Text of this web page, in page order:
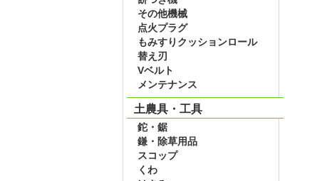
その他機械
点火プラグ
もみすりクッションロール
替え刃
Vベルト
メンテナンス
土農具・工具
鉈・鋸
鎌・除草用品
スコップ
くわ